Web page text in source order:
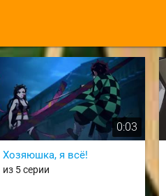
0:03
Хозяюшка, я всё!
из 5 серии